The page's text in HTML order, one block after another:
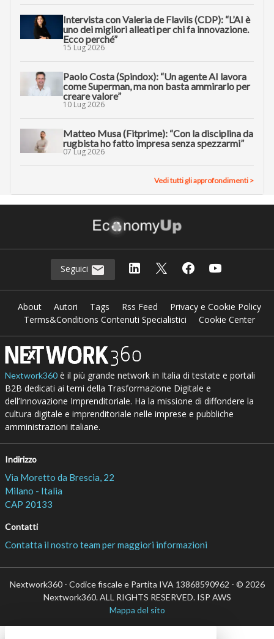
Intervista con Valeria de Flaviis (CDP): “L’AI è
uno dei migliori alleati per chi fa innovazione.
Ecco perché”
15 Lug 2026
Paolo Costa (Spindox): “Un agente AI lavora
come Superman, ma non basta ammirarlo per
creare valore”
10 Lug 2026
Matteo Musa (Fitprime): “Con la disciplina da
rugbista ho fatto impresa senza spezzarmi”
07 Lug 2026
Vedi tutti gli approfondimenti >
Seguici
About Autori Tags Rss Feed
Privacy e Cookie Policy
Terms&Conditions Contenuti Specialistici
Cookie Center
Nextwork360è il più grande network in Italia di testate e portali
B2B dedicati ai temi della Trasformazione Digitale e
dell’Innovazione Imprenditoriale. Ha la missione di diffondere la
cultura digitale e imprenditoriale nelle imprese e pubbliche
amministrazioni italiane.
Indirizzo
Via Moretto da Brescia, 22
Milano - Italia
CAP 20133
Contatti
Contatta il nostro team per maggiori informazioni
Nextwork360 - Codice fiscale e Partita IVA 13868590962 - © 2026
Nextwork360. ALL RIGHTS RESERVED. ISP AWS
Mappa del sito